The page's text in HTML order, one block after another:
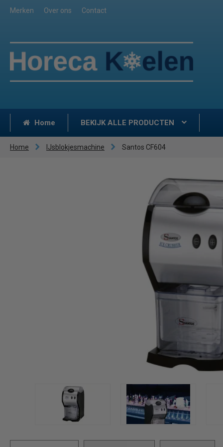
Merken Over ons Contact
Home BEKIJK ALLE PRODUCTEN
Home IJsblokjesmachine Santos CF604